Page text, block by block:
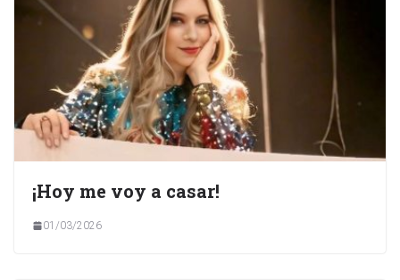
¡Hoy me voy a casar!
01/03/2026